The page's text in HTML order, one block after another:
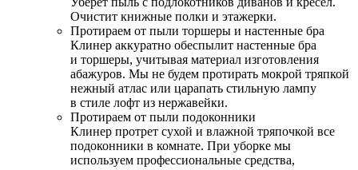
Очистит книжные полки и этажерки.
Протираем от пыли торшеры и настенные бра
Клинер аккуратно обеспылит настенные бра
и торшеры, учитывая материал изготовления
абажуров. Мы не будем протирать мокрой тряпкой
нежный атлас или царапать стильную лампу
в стиле лофт из нержавейки.
Протираем от пыли подоконники
Клинер протрет сухой и влажной тряпочкой все
подоконники в комнате. При уборке мы
используем профессиональные средства,